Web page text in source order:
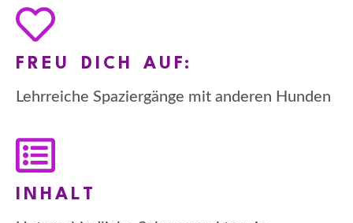
FREU DICH AUF:
Lehrreiche Spaziergänge mit anderen Hunden
INHALT